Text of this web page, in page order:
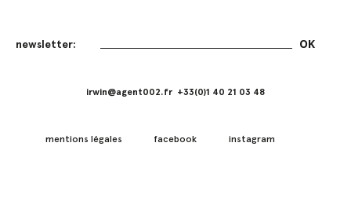
irwin@agent002.fr +33(0)1 40 21 03 48
mentions légales facebook instagram